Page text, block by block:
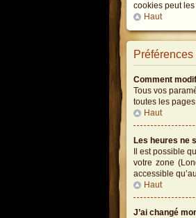
cookies peut
Haut
Comment
Tous vos
toutes les
Haut
Les heures ne
Il est possible
votre zone
accessible
Haut
J’ai changé